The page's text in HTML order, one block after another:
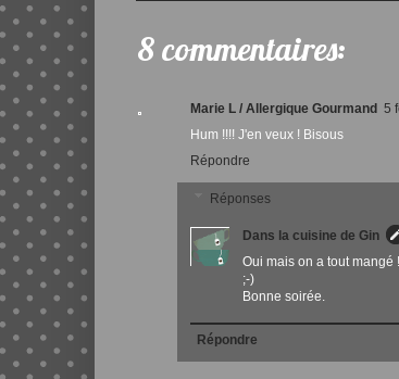
8 commentaires:
Marie L / Allergique Gourmand 5
Hum !!!! J'en veux ! Bisous
Répondre
Réponses
Dans la cuisine de Gin
Oui mais on a tout mangé
;-)
Bonne soirée.
Répondre